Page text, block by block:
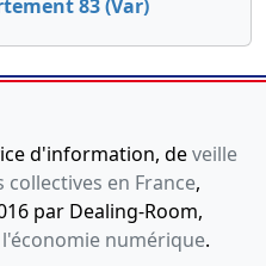
statutaire(s)
BRAUN
ROULIN
EPOUSE
83 (Var)
d'information, deveille
en France,
par Dealing-Room,
numérique.